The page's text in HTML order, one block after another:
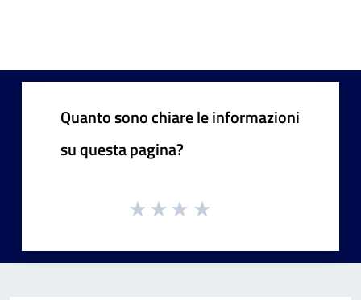
Quanto sono chiare le informazioni
su questa pagina?